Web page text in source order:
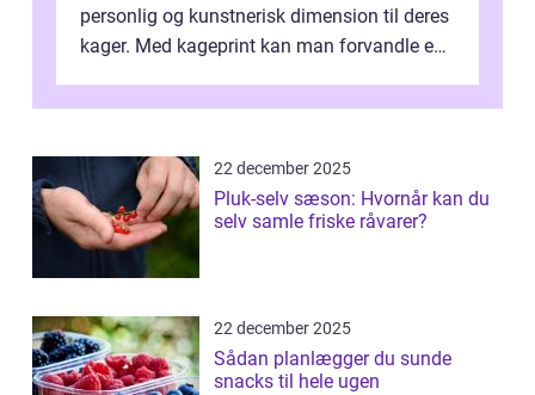
personlig og kunstnerisk dimension til deres
kager. Med kageprint kan man forvandle en
22 december 2025
Pluk-selv sæson: Hvornår kan du
selv samle friske råvarer?
22 december 2025
Sådan planlægger du sunde
snacks til hele ugen